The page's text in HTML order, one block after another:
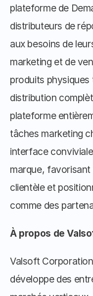
plateforme de
distributeurs de
aux besoins de
marketing et de
produits
distribution
plateforme
tâches marketing
interface
marque, favorisant
clientèle et
comme des
À propos de
Valsoft
développe des